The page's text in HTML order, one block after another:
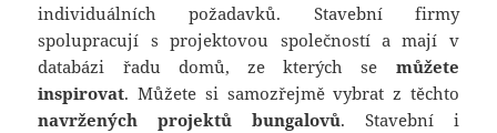
individuálních požadavků. Stavební firmy
spolupracují s projektovou společností a mají v
databázi řadu domů, ze kterých se můžete
inspirovat. Můžete si samozřejmě vybrat z těchto
navržených
projektů bungalovů. Stavební i